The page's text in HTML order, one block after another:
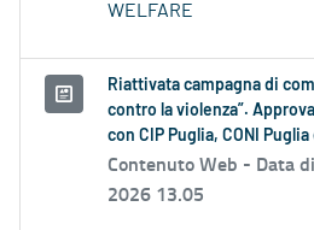
WELFARE
Riattivata campagna di
contro la violenza”.
con CIP Puglia, CONI
Contenuto Web - Data
2026 13.05